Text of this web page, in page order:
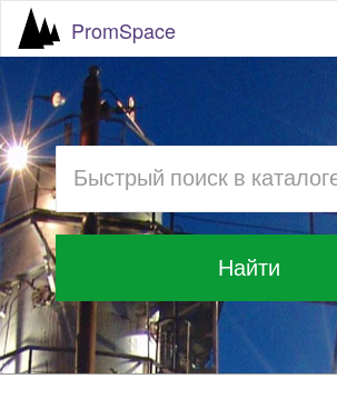
PromSpace
Найти